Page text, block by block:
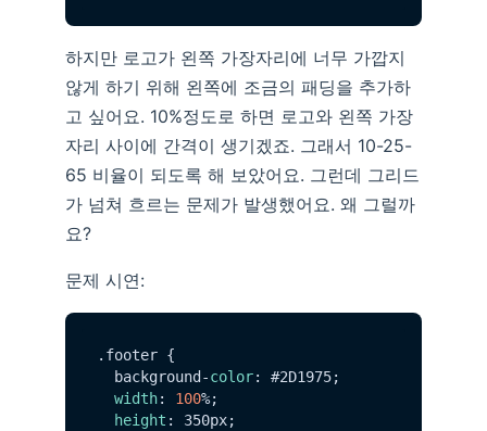
하지만 로고가 왼쪽 가장자리에 너무 가깝지
않게 하기 위해 왼쪽에 조금의 패딩을 추가하
고 싶어요. 10%정도로 하면 로고와 왼쪽 가장
자리 사이에 간격이 생기겠죠. 그래서 10-25-
65 비율이 되도록 해 보았어요. 그런데 그리드
가 넘쳐 흐르는 문제가 발생했어요. 왜 그럴까
요?
문제 시연:
. footer {
  background-
color: #2D1975;
width: 100%;
height : 350px;